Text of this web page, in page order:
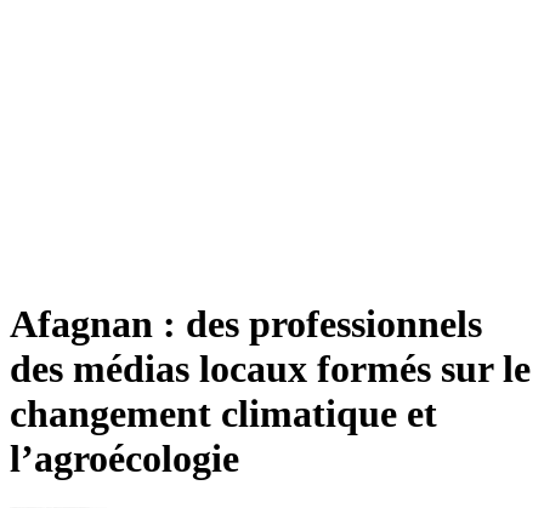
Afagnan : des professionnels
des médias locaux formés sur le
changement climatique et
l’agroécologie